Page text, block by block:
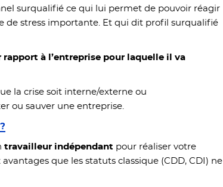
surqualifié ce qui lui permet de pouvoir réagir
de stress importante. Et qui dit profil surqualifié
à l’entreprise pour laquelle il va
la crise soit interne/externe ou
ou sauver une entreprise.
travailleur indépendant pour réaliser votre
que les statuts classique (CDD, CDI) ne